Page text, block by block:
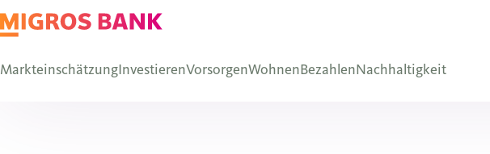
MarkteinschätzungInvestierenVorsorgenWohnenBezahlenNachhaltigkeit